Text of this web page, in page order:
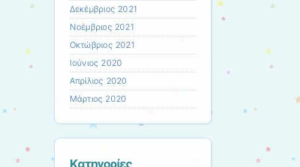
Δεκέμβριος 2021
Νοέμβριος 2021
Οκτώβριος 2021
Ιούνιος 2020
Απρίλιος 2020
Μάρτιος 2020
Kατηγορίες